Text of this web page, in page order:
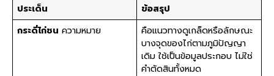
ประเด็น
ข้อสรุป
กระดี่ไก่ชน ความหมาย
คือแนวทางดูเกล็ดหรือลักษณะ
บางจุดของไก่ตามภูมิปัญญา
เดิม ใช้เป็นข้อมูลประกอบ ไม่ใช่
คำตัดสินทั้งหมด